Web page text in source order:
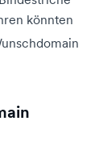
könnten